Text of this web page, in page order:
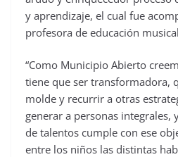
y aprendizaje, el cual fue
profesora de educación
“Como Municipio Abierto
tiene que ser transformadora,
molde y recurrir a otras
generar a personas integrales,
de talentos cumple con ese
entre los niños las distintas